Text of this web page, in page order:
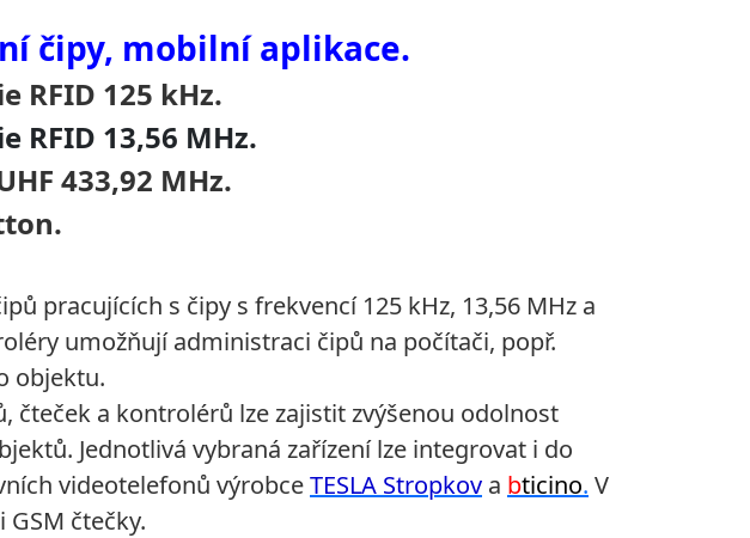
čipy, mobilní aplikace.
RFID 125 kHz.
RFID 13,56 MHz.
433,92 MHz.
pracujících s čipy s frekvencí 125 kHz, 13,56 MHz a
umožňují administraci čipů na počítači, popř.
objektu.
čteček a kontrolérů lze zajistit zvýšenou odolnost
Jednotlivá vybraná zařízení lze integrovat i do
videotelefonů výrobceTESLA Stropkov a bticino. V
čtečky.